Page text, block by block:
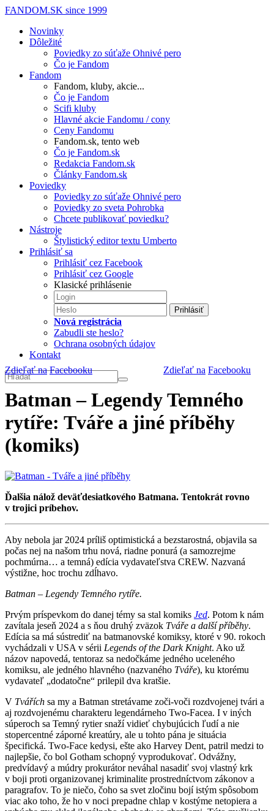
FANDOM.SK since 1999
Novinky
Dôležité
Poviedky zo súťaže Ohnivé pero
Čo je Fandom
Fandom
Fandom, kluby, akcie...
Čo je Fandom
Scifi kluby
Hlavné akcie Fandomu / cony
Ceny Fandomu
Fandom.sk, tento web
Čo je Fandom.sk
Redakcia Fandom.sk
Články Fandom.sk
Poviedky
Poviedky zo súťaže Ohnivé pero
Poviedky zo sveta Pohrobka
Chcete publikovať poviedku?
Nástroje
Štylistický editor textu Umberto
Prihlásiť sa
Prihlásiť cez Facebook
Prihlásiť cez Google
Klasické prihlásenie
Prihlásiť
Nová registrácia
Zabudli ste heslo?
Ochrana osobných údajov
Kontakt
Zdieľať na Facebooku
Zdieľať na Facebooku
Batman – Legendy Temného
rytíře: Tváře a jiné příběhy
(komiks)
Ďalšia nálož deväťdesiatkového Batmana. Tentokrát rovno
v trojici príbehov.
Aby nebola jar 2024 príliš optimistická a bezstarostná, objavila sa
počas nej na našom trhu nová, riadne ponurá (a samozrejme
pochmúrna… a temná) edícia vydavateľstva CREW. Nazvaná
výstižne, hoc trochu zdĺhavo.
Batman – Legendy Temného rytíře.
Prvým príspevkom do danej témy sa stal komiks Jed. Potom k nám
zavítala jeseň 2024 a s ňou druhý zväzok Tváře a další příběhy.
Edícia sa má sústrediť na batmanovské komiksy, ktoré v 90. rokoch
vychádzali v USA v sérii Legends of the Dark Knight. Ako už
názov napovedá, tentoraz sa nedočkáme jedného uceleného
komiksu, ale jedného hlavného (nazvaného Tváře), ku ktorému
vydavateľ „dodatočne“ prilepil dva kratšie.
V Tvářích sa my a Batman stretávame zoči-voči rozdvojenej tvári a
aj rozdvojenému charakteru legendárneho Two-Facea. I v iných
súperoch sa Temný rytier snaží vidieť chybujúcich ľudí a nie
stopercentné záporné kreatúry, ale u tohto pána je situácia
špecifická. Two-Face kedysi, ešte ako Harvey Dent, patril medzi to
najlepšie, čo bol Gotham schopný vyprodukovať. Odvážny,
predvídavý a múdry prokurátor neváhal nasadiť svoj vlastný krk
v boji proti organizovanej kriminalite prostredníctvom zákonov a
paragrafov. To je niečo, čoho sa svet zločinu bojí istým spôsobom
viac ako toho, že ho v noci prepadne chlap v kostýme netopiera a